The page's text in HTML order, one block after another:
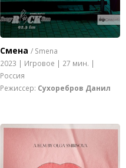
Смена / Smena
2023 | Игровое | 27 мин. |
Россия
Режиссер: Сухоребров Данил